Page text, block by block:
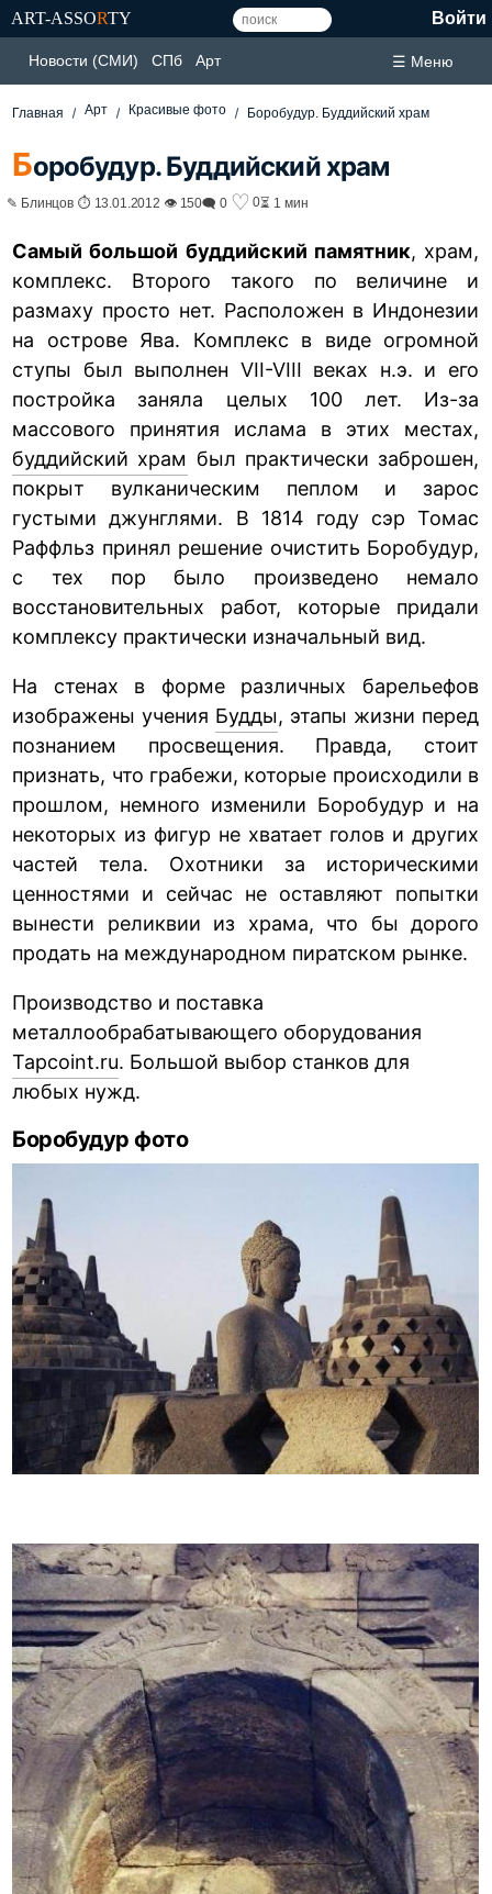
ART-ASSORTY Войти
Новости (СМИ) СПб Арт ☰ Меню
Главная Арт Красивые фото Боробудур. Буддийский храм
Боробудур. Буддийский храм
✎ Блинцов ⏱ 13.01.2012 👁 150🗨 0 ♡ 0⏳ 1 мин
Самый большой буддийский памятник, храм,
комплекс. Второго такого по величине и
размаху просто нет. Расположен в Индонезии
на острове Ява. Комплекс в виде огромной
ступы был выполнен VII-VIII веках н.э. и его
постройка заняла целых 100 лет. Из-за
массового принятия ислама в этих местах,
буддийский храм был практически заброшен,
покрыт вулканическим пеплом и зарос
густыми джунглями. В 1814 году сэр Томас
Раффльз принял решение очистить Боробудур,
с тех пор было произведено немало
восстановительных работ, которые придали
комплексу практически изначальный вид.
На стенах в форме различных барельефов
изображены учения Будды, этапы жизни перед
познанием просвещения. Правда, стоит
признать, что грабежи, которые происходили в
прошлом, немного изменили Боробудур и на
некоторых из фигур не хватает голов и других
частей тела. Охотники за историческими
ценностями и сейчас не оставляют попытки
вынести реликвии из храма, что бы дорого
продать на международном пиратском рынке.
Производство и поставка
металлообрабатывающего оборудования
Tapcoint.ru. Большой выбор станков для
любых нужд.
Боробудур фото